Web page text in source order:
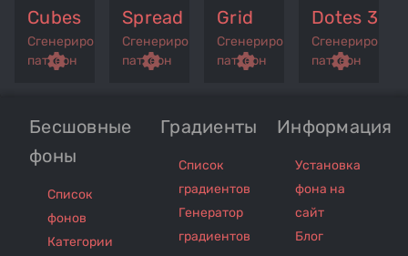
Cubes
Сгенерированный
паттерн
settings
Spread
Сгенерированный
паттерн
remove_red_eye get_app settings
Grid
Сгенерированный
паттерн
remove_red_eye get_app settings
Dotes 3
паттерн
remove_red_eye get_app settings
Бесшовные
фоны
Список
фонов
Категории
Градиенты
Список
градиентов
Генератор
градиентов
Информация
Установка
фона на
сайт
Блог